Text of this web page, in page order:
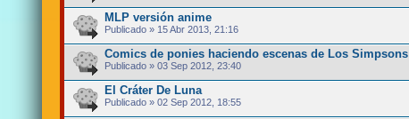
MLP versión anime
Publicado » 15 Abr 2013, 21:16
Comics de ponies haciendo escenas de Los Simpsons
Publicado » 03 Sep 2012, 23:40
El Cráter De Luna
Publicado » 02 Sep 2012, 18:55